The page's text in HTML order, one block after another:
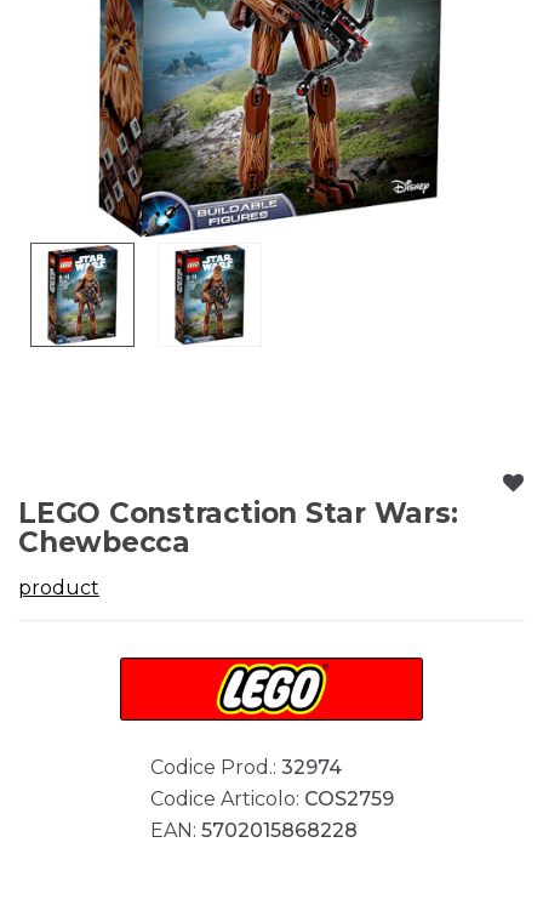
LEGO Constraction Star Wars:
Chewbecca
product
Codice Prod.: 32974
Codice Articolo: COS2759
EAN: 5702015868228